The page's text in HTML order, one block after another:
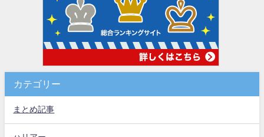
カテゴリー
まとめ記事